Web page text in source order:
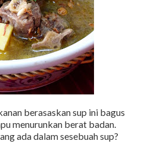
berasaskan sup ini bagus
menurunkan berat badan.
ada dalam sesebuah sup?